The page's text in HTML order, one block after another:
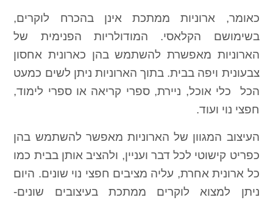
כאומר, ארוניות ממתכת אינן בהכרח לוקרים,
בשימושם הקלאסי. המודולריות הפנימית של
הארוניות מאפשרת להשתמש בהן כארונית אחסון
צבעונית ויפה בבית. בתוך הארוניות ניתן לשים כמעט
הכל  כלי אוכל, ניירת, ספרי קריאה או ספרי לימוד,
חפצי נוי ועוד.
העיצוב המגוון של הארוניות מאפשר להשתמש בהן
כפריט קישוטי לכל דבר ועניין, ולהציב אותן בבית כמו
כל ארונית אחרת, עליה מציבים חפצי נוי שונים. היום
ניתן למצוא לוקרים ממתכת בעיצובים שונים-